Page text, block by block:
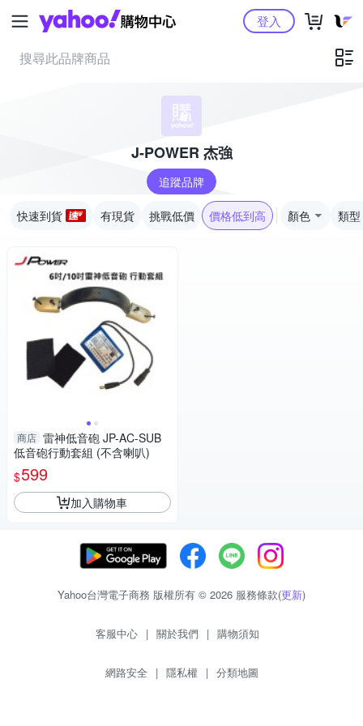
Yahoo購物中心登入
J-POWER 杰強
追蹤品牌
快速到貨 有現貨 挑戰低價 價格低到高 顏色 類型
商店 雷神低音砲 JP-AC-SUB
低音砲行動套組 (不含喇叭)
$599
加入購物車
Yahoo台灣電子商務 版權所有 © 2026 服務條款(更新)
客服中心 | 關於我們 | 購物須知
網路安全 | 隱私權 | 分類地圖